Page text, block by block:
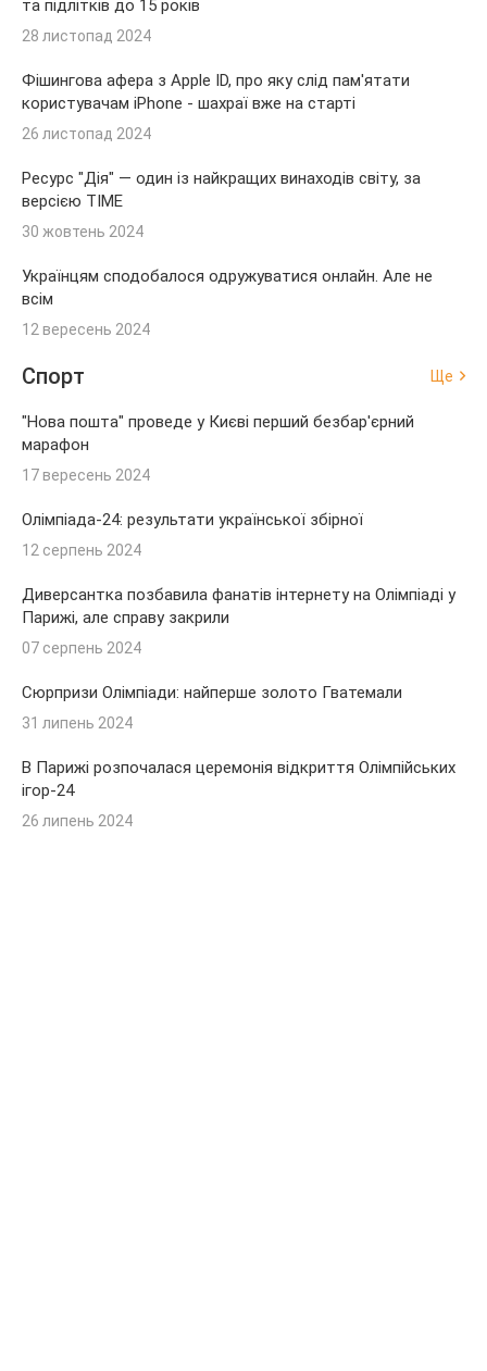
та підлітків до 15 років
28 листопад 2024
Фішингова афера з Apple ID, про яку слід пам'ятати
користувачам iPhone - шахраї вже на старті
26 листопад 2024
Ресурс "Дія" — один із найкращих винаходів світу, за
версією TIME
30 жовтень 2024
Українцям сподобалося одружуватися онлайн. Але не
всім
12 вересень 2024
Спорт Ще
"Нова пошта" проведе у Києві перший безбар'єрний
марафон
17 вересень 2024
Олімпіада-24: результати української збірної
12 серпень 2024
Диверсантка позбавила фанатів інтернету на Олімпіаді у
Парижі, але справу закрили
07 серпень 2024
Сюрпризи Олімпіади: найперше золото Гватемали
31 липень 2024
В Парижі розпочалася церемонія відкриття Олімпійських
ігор-24
26 липень 2024